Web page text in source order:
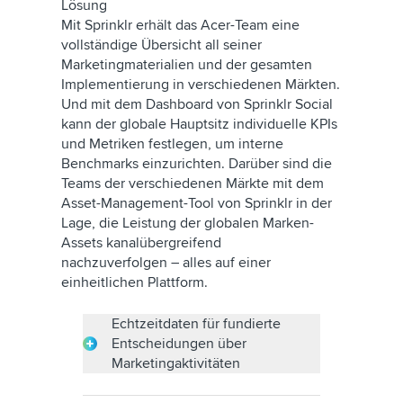
Lösung
Mit Sprinklr erhält das Acer-Team eine
vollständige Übersicht all seiner
Marketingmaterialien und der gesamten
Implementierung in verschiedenen Märkten.
Und mit dem Dashboard von Sprinklr Social
kann der globale Hauptsitz individuelle KPIs
und Metriken festlegen, um interne
Benchmarks einzurichten. Darüber sind die
Teams der verschiedenen Märkte mit dem
Asset-Management-Tool von Sprinklr in der
Lage, die Leistung der globalen Marken-
Assets kanalübergreifend
nachzuverfolgen – alles auf einer
einheitlichen Plattform.
Echtzeitdaten für fundierte
Entscheidungen über
Marketingaktivitäten